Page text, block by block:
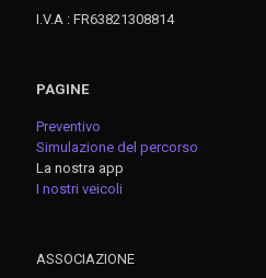
I.V.A : FR63821308814
PAGINE
Preventivo
Simulazione del percorso
La nostra app
I nostri veicoli
ASSOCIAZIONE